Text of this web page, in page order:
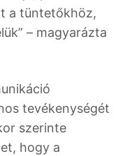
a tüntetőkhöz,
– magyarázta
tevékenységét
szerinte
hogy a